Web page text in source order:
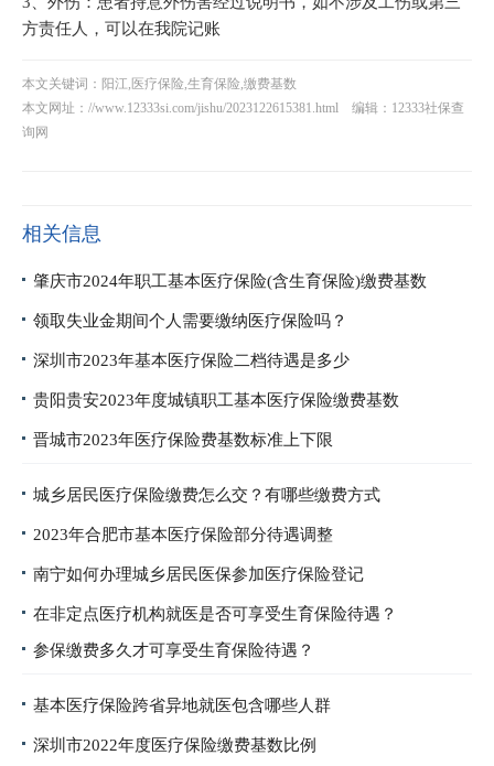
方责任人，可以在我院记账
本文关键词：阳江,医疗保险,生育保险,缴费基数
本文网址： //www.12333si.com/jishu/2023122615381.html 编辑：12333社保查
询网
相关信息
肇庆市2024年职工基本医疗保险(含生育保险)缴费基数
领取失业金期间个人需要缴纳医疗保险吗？
深圳市2023年基本医疗保险二档待遇是多少
贵阳贵安2023年度城镇职工基本医疗保险缴费基数
晋城市2023年医疗保险费基数标准上下限
城乡居民医疗保险缴费怎么交？有哪些缴费方式
2023年合肥市基本医疗保险部分待遇调整
南宁如何办理城乡居民医保参加医疗保险登记
在非定点医疗机构就医是否可享受生育保险待遇？
参保缴费多久才可享受生育保险待遇？
基本医疗保险跨省异地就医包含哪些人群
深圳市2022年度医疗保险缴费基数比例